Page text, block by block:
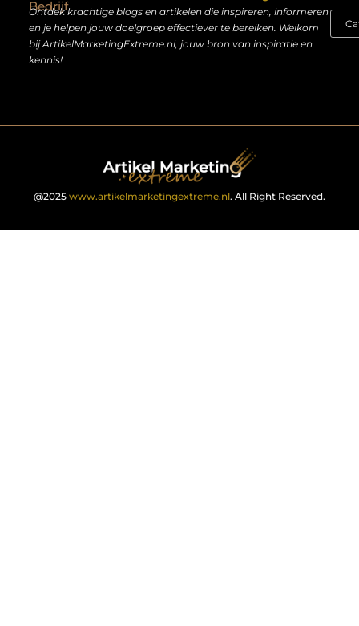
Bedrijf
Ontdek krachtige blogs en artikelen die inspireren, informeren
en je helpen jouw doelgroep effectiever te bereiken. Welkom
bij ArtikelMarketingExtreme.nl, jouw bron van inspiratie en
kennis!
@2025 www.artikelmarketingextreme.nl. All Right Reserved.